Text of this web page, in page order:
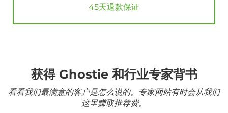
45天退款保证
获得 Ghostie 和行业专家背书
看看我们最满意的客户是怎么说的。专家网站有时会从我们
这里赚取推荐费。